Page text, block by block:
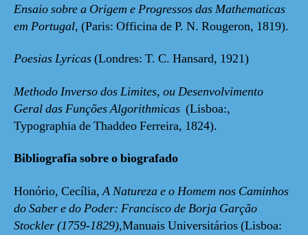
Ensaio sobre a Origem e Progressos das Mathematicas
em Portugal, (Paris: Officina de P. N. Rougeron, 1819).
Poesias Lyricas(Londres: T. C. Hansard, 1921)
Methodo Inverso dos Limites, ou Desenvolvimento
Geral das Funções Algorithmicas (Lisboa:,
Typographia de Thaddeo Ferreira, 1824).
Bibliografia sobre o biografado
Honório, Cecília,A Natureza e o Homem nos Caminhos
do Saber e do Poder: Francisco de Borja Garção
Stockler (1759-1829),Manuais Universitários (Lisboa: